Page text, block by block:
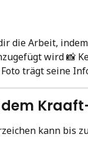
die Arbeit,
wird 📸
trägt seine
kann bis